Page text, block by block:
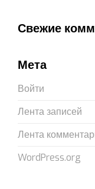
Свежие
Мета
Войти
Лента записей
Лента
WordPress.org